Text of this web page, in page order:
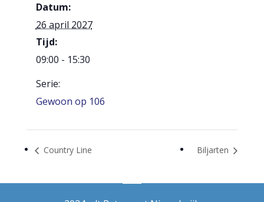
Datum:
26 april 2027
Tijd:
09:00 - 15:30
Serie:
Gewoon op 106
Country Line Biljarten